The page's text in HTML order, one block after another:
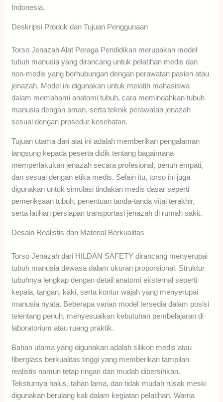
Indonesia.
Deskripsi Produk dan Tujuan Penggunaan
Torso Jenazah Alat Peraga Pendidikan merupakan model
tubuh manusia yang dirancang untuk pelatihan medis dan
non-medis yang berhubungan dengan perawatan pasien atau
jenazah. Model ini digunakan untuk melatih mahasiswa
dalam memahami anatomi tubuh, cara memindahkan tubuh
manusia dengan aman, serta teknik perawatan jenazah
sesuai dengan prosedur kesehatan.
Tujuan utama dari alat ini adalah memberikan pengalaman
langsung kepada peserta didik tentang bagaimana
memperlakukan jenazah secara profesional, penuh empati,
dan sesuai dengan etika medis. Selain itu, torso ini juga
digunakan untuk simulasi tindakan medis dasar seperti
pemeriksaan tubuh, penentuan tanda-tanda vital terakhir,
serta latihan persiapan transportasi jenazah di rumah sakit.
Desain Realistis dan Material Berkualitas
Torso Jenazah dari HILDAN SAFETY dirancang menyerupai
tubuh manusia dewasa dalam ukuran proporsional. Struktur
tubuhnya lengkap dengan detail anatomi eksternal seperti
kepala, tangan, kaki, serta kontur wajah yang menyerupai
manusia nyata. Beberapa varian model tersedia dalam posisi
telentang penuh, menyesuaikan kebutuhan pembelajaran di
laboratorium atau ruang praktik.
Bahan utama yang digunakan adalah silikon medis atau
fiberglass berkualitas tinggi yang memberikan tampilan
realistis namun tetap ringan dan mudah dibersihkan.
Teksturnya halus, tahan lama, dan tidak mudah rusak meski
digunakan berulang kali dalam kegiatan pelatihan. Warna